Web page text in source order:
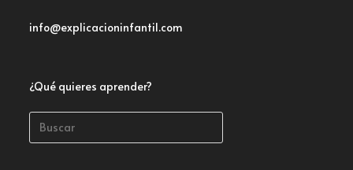
info@explicacioninfantil.com
¿Qué quieres aprender?